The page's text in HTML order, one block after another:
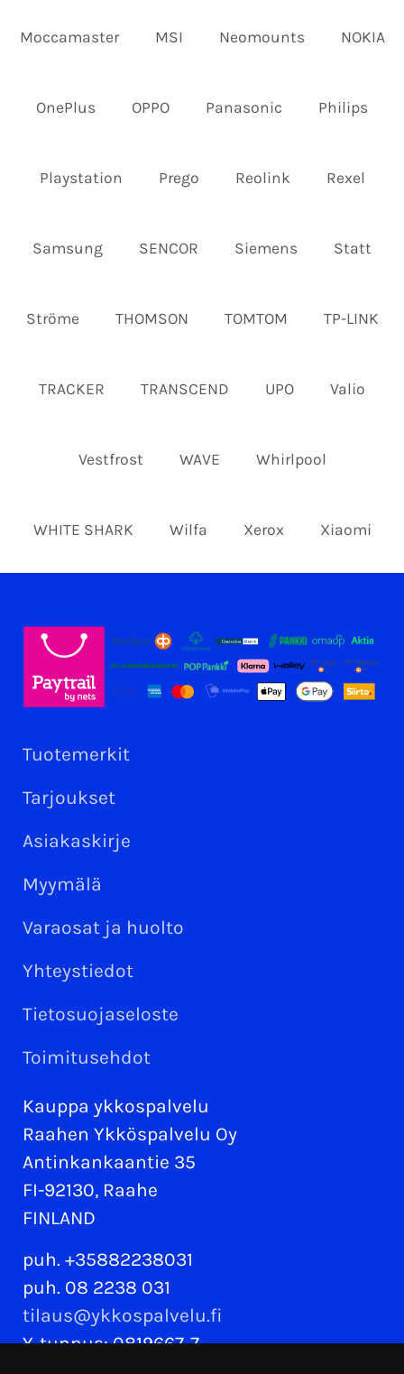
Moccamaster MSI Neomounts NOKIA
OnePlus OPPO Panasonic Philips
Playstation Prego Reolink Rexel
Samsung SENCOR Siemens Statt
Ströme THOMSON TOMTOM TP-LINK
TRACKER TRANSCEND UPO Valio
Vestfrost WAVE Whirlpool
WHITE SHARK Wilfa Xerox Xiaomi
Tuotemerkit
Tarjoukset
Asiakaskirje
Myymälä
Varaosat ja huolto
Yhteystiedot
Tietosuojaseloste
Toimitusehdot
Kauppa ykkospalvelu
Raahen Ykköspalvelu Oy
Antinkankaantie 35
FI-92130, Raahe
FINLAND
puh. +35882238031
puh. 08 2238 031
tilaus@ykkospalvelu.fi
Y-tunnus: 0819667-7